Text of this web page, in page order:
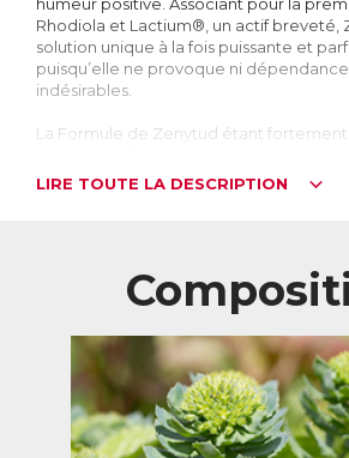
Rhodiola et Lactium®, un actif breveté,
solution unique à la fois puissante et
puisqu’elle ne provoque ni
indésirables.
La Formule de Zenytud étant
utilisation.
Cerveau : à l’origine du mal-être
A l’origine des pensées, des actions, des
motivations, le cerveau est le centre du
est composé de 100 milliards de
appelées neurones, qui forment un
circulent des signaux électriques et des
neurotransmetteurs.
LIRE TOUTE LA DESCRIPTION